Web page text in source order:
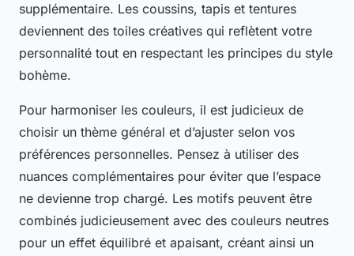
supplémentaire. Les coussins, tapis et tentures
deviennent des toiles créatives qui reflètent votre
personnalité tout en respectant les principes du style
bohème.
Pour harmoniser les couleurs, il est judicieux de
choisir un thème général et d’ajuster selon vos
préférences personnelles. Pensez à utiliser des
nuances complémentaires pour éviter que l’espace
ne devienne trop chargé. Les motifs peuvent être
combinés judicieusement avec des couleurs neutres
pour un effet équilibré et apaisant, créant ainsi un